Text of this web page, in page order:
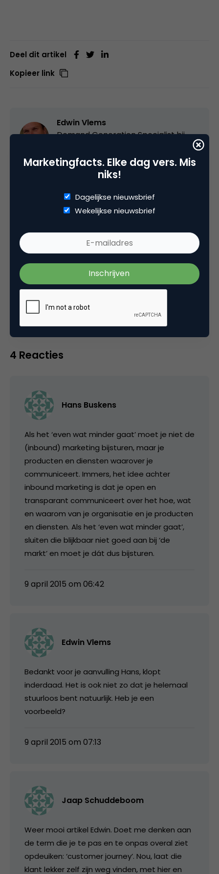
Deel dit artikel
Kopieer link
Edwin Vlems
Demand Generation Specialist bij
Edwin Vlems is werkzaam bij bureau Comaxx. Hij
kennis van het bedrijf en de medewerkers, als
magneet voor klanten en nieuwe collega's. Hij
en Employee Advocacy.
Categorie
Contentmarketing & Storytelling
4 Reacties
Hans Buskens
Als het ‘even wat minder gaat’ moet je niet de
(inbound) marketing bijsturen, maar je
producten en diensten waarover je
communiceert. Immers, het idee achter
inbound marketing is dat je open en
transparant communiceert over het hoe, wat
en waarom van je organisatie en je producten
en diensten. Als het ‘even wat minder gaat’,
sluiten die blijkbaar niet goed aan bij ‘de
markt’ en moet je dát dus bijsturen.
9 april 2015 om 06:42
Edwin Vlems
Bedankt voor je aanvulling Hans, klopt
inderdaad. Het is ook niet zo dat je helemaal
stuurloos bent natuurlijk. Heb je een
voorbeeld?
9 april 2015 om 07:13
Jaap Schuddeboom
Weer mooi artikel Edwin. Doet me denken aan
de term die je te pas en te onpas overal ziet
opdeuiken: ‘customer journey’. Nou, laat die
klant lekker zelf zijn weg vinden, met hier en
Marketingfacts. Elke dag vers. Mis
niks!
Dagelijkse nieuwsbrief
Wekelijkse nieuwsbrief